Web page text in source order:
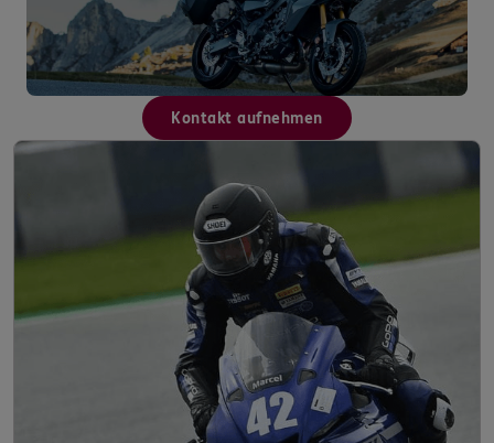
Kontakt aufnehmen